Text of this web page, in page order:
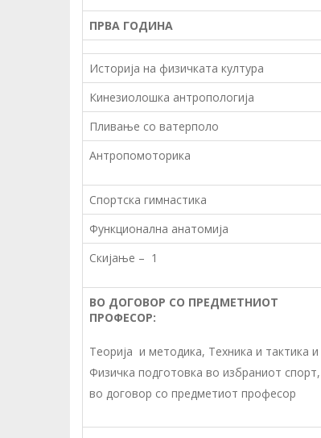
ПРВА ГОДИНА
Историја на физичката култура
Кинезиолошка антропологија
Пливање со ватерполо
Антропомоторика
Спортска гимнастика
Функционална анатомија
Скијање – 1
ВО ДОГОВОР СО ПРЕДМЕТНИОТ
ПРОФЕСОР:
Теорија и методика, Техника и тактика и
Физичка подготовка во избраниот спорт,
во договор со предметиот професор